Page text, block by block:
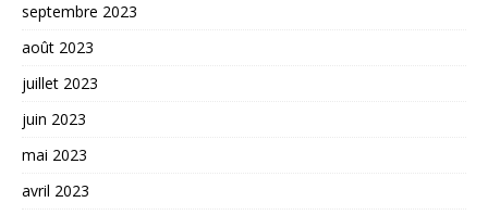
septembre 2023
août 2023
juillet 2023
juin 2023
mai 2023
avril 2023